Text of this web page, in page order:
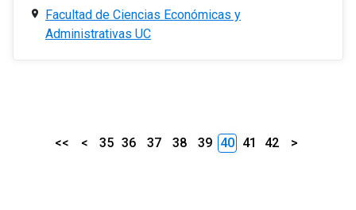
Facultad de Ciencias Económicas y
Administrativas UC
<< < 35 36 37 38 39 40 41 42 >